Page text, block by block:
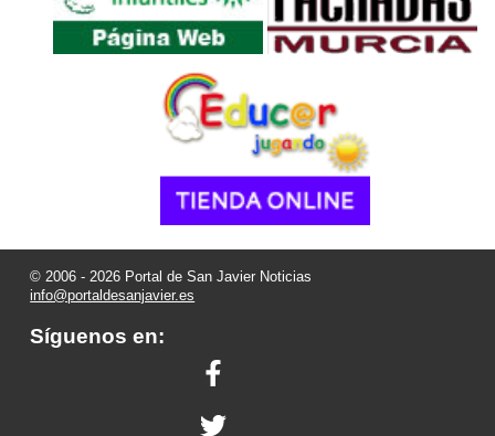
© 2006 - 2026 Portal de San Javier Noticias
info@portaldesanjavier.es
Síguenos en: